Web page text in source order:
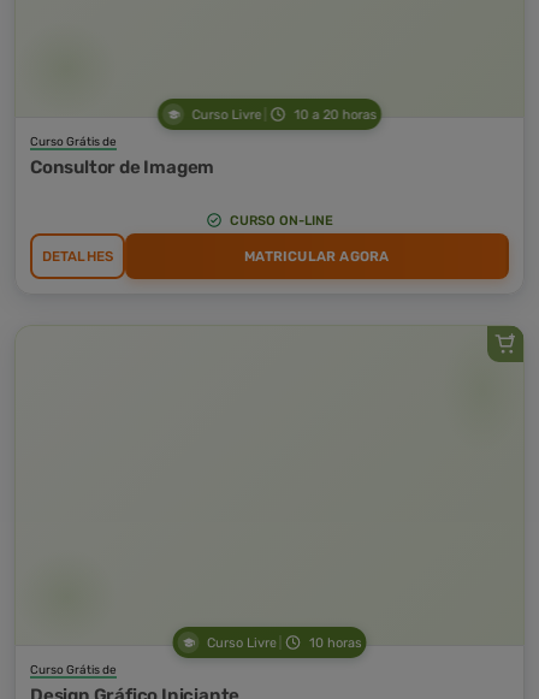
Curso Livre 10 a 20 horas
Curso Grátis de
Consultor de Imagem
CURSO ON-LINE
DETALHES MATRICULAR AGORA
Curso Livre 10 horas
Curso Grátis de